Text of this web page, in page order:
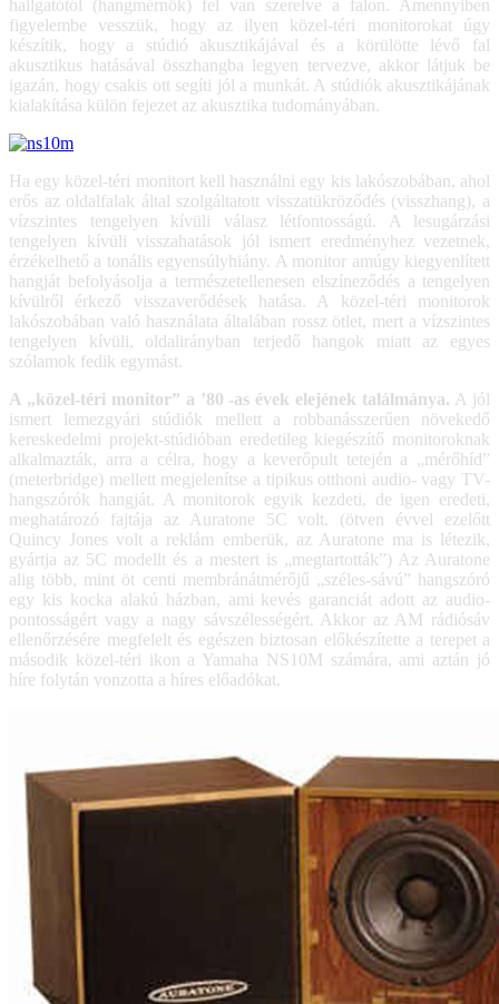
hallgatótól (hangmérnök) fel van szerelve a falon. Amennyiben
figyelembe vesszük, hogy az ilyen közel-téri monitorokat úgy
készítik, hogy a stúdió akusztikájával és a körülötte lévő fal
akusztikus hatásával összhangba legyen tervezve, akkor látjuk be
igazán, hogy csakis ott segíti jól a munkát. A stúdiók akusztikájának
kialakítása külön fejezet az akusztika tudományában.
Ha egy közel-téri monitort kell használni egy kis lakószobában, ahol
erős az oldalfalak által szolgáltatott visszatükröződés (visszhang), a
vízszintes tengelyen kívüli válasz létfontosságú. A lesugárzási
tengelyen kívüli visszahatások jól ismert eredményhez vezetnek,
érzékelhető a tonális egyensúlyhiány. A monitor amúgy kiegyenlített
hangját befolyásolja a természetellenesen elszíneződés a tengelyen
kívülről érkező visszaverődések hatása. A közel-téri monitorok
lakószobában való használata általában rossz ötlet, mert a vízszintes
tengelyen kívüli, oldalirányban terjedő hangok miatt az egyes
szólamok fedik egymást.
A „közel-téri monitor” a ’80 -as évek elejének találmánya. A jól
ismert lemezgyári stúdiók mellett a robbanásszerűen növekedő
kereskedelmi projekt-stúdióban eredetileg kiegészítő monitoroknak
alkalmazták, arra a célra, hogy a keverőpult tetején a „mérőhíd”
(meterbridge) mellett megjelenítse a tipikus otthoni audio- vagy TV-
hangszórók hangját. A monitorok egyik kezdeti, de igen eredeti,
meghatározó fajtája az Auratone 5C volt. (ötven évvel ezelőtt
Quincy Jones volt a reklám emberük, az Auratone ma is létezik,
gyártja az 5C modellt és a mestert is „megtartották”) Az Auratone
alig több, mint öt centi membránátmérőjű „széles-sávú” hangszóró
egy kis kocka alakú házban, ami kevés garanciát adott az audio-
pontosságért vagy a nagy sávszélességért. Akkor az AM rádiósáv
ellenőrzésére megfelelt és egészen biztosan előkészítette a terepet a
második közel-téri ikon a Yamaha NS10M számára, ami aztán jó
híre folytán vonzotta a híres előadókat.